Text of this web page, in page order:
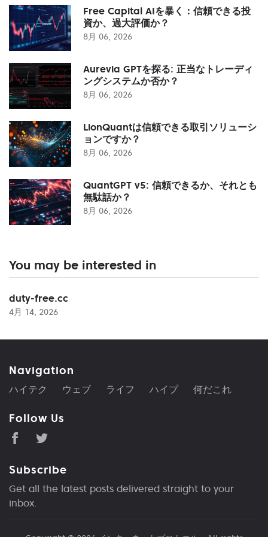
Free Capital AIを暴く：信頼できる投
資か、過大評価か？
8月 06, 2026
Aurevia GPTを探る: 正当なトレーディ
ングシステムか否か？
8月 06, 2026
LionQuantは信頼できる取引ソリューシ
ョンですか？
8月 06, 2026
QuantGPT v5: 信頼できるか、それとも
無駄話か？
8月 06, 2026
You may be interested in
duty-free.cc
4月 14, 2026
Navigation
ハイテク ウェブ ライフ ハイプ 何だこれ
Follow Us
Subscribe
Get all the latest posts delivered straight to your
inbox.